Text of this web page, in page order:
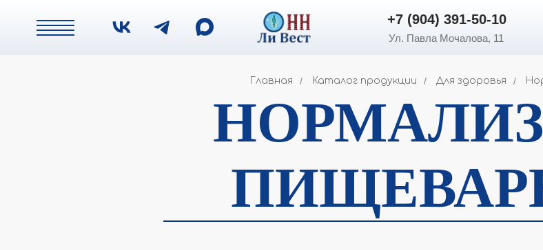
+7 (904) 391-50-10
Ул. Павла Мочалова, 11
+7 (904) 391-50-10
Главная / Каталог продукции / Для здоровья /